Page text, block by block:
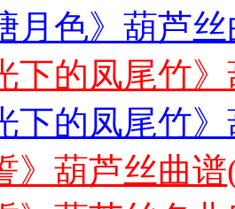
月色》葫芦
下的凤尾竹
下的凤尾竹
》葫芦丝曲